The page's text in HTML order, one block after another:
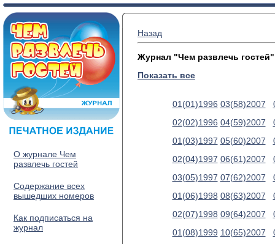
О журнале Чем
развлечь гостей
Содержание всех
вышедших номеров
Как подписаться на
журнал
Назад
Журнал "Чем развлечь гостей"
Показать все
01(01)1996
02(02)1996
01(03)1997
02(04)1997
03(05)1997
01(06)1998
02(07)1998
01(08)1999
03(58)2007
04(59)2007
05(60)2007
06(61)2007
07(62)2007
08(63)2007
09(64)2007
10(65)2007